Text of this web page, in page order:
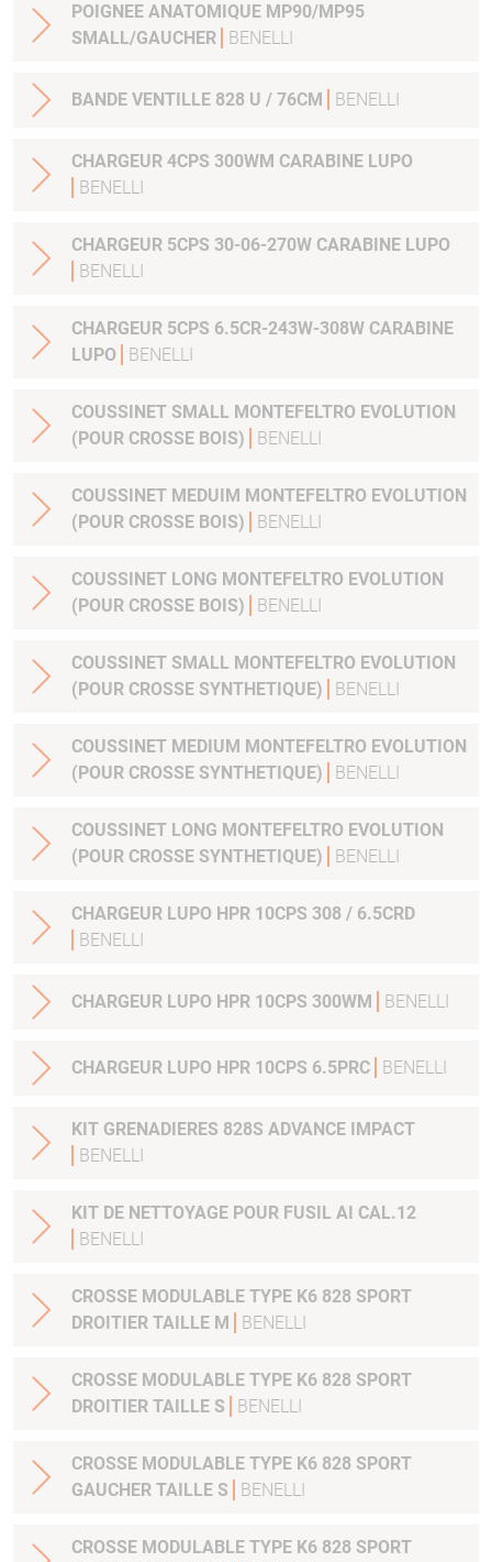
POIGNEE ANATOMIQUE MP90/MP95
SMALL/GAUCHER
BENELLI
BANDE VENTILLE 828 U / 76CM BENELLI
CHARGEUR 4CPS 300WM CARABINE LUPO
BENELLI
CHARGEUR 5CPS 30-06-270W CARABINE LUPO
BENELLI
CHARGEUR 5CPS 6.5CR-243W-308W CARABINE
LUPO
BENELLI
COUSSINET SMALL MONTEFELTRO EVOLUTION
(POUR CROSSE BOIS)
BENELLI
COUSSINET MEDUIM MONTEFELTRO EVOLUTION
(POUR CROSSE BOIS)
BENELLI
COUSSINET LONG MONTEFELTRO EVOLUTION
(POUR CROSSE BOIS)
BENELLI
COUSSINET SMALL MONTEFELTRO EVOLUTION
(POUR CROSSE SYNTHETIQUE)
BENELLI
COUSSINET MEDIUM MONTEFELTRO EVOLUTION
(POUR CROSSE SYNTHETIQUE)
BENELLI
COUSSINET LONG MONTEFELTRO EVOLUTION
(POUR CROSSE SYNTHETIQUE)
BENELLI
CHARGEUR LUPO HPR 10CPS 308 / 6.5CRD
BENELLI
CHARGEUR LUPO HPR 10CPS 300WM BENELLI
CHARGEUR LUPO HPR 10CPS 6.5PRC BENELLI
KIT GRENADIERES 828S ADVANCE IMPACT
BENELLI
KIT DE NETTOYAGE POUR FUSIL AI CAL.12
BENELLI
CROSSE MODULABLE TYPE K6 828 SPORT
DROITIER TAILLE M
BENELLI
CROSSE MODULABLE TYPE K6 828 SPORT
DROITIER TAILLE S
BENELLI
CROSSE MODULABLE TYPE K6 828 SPORT
GAUCHER TAILLE S
BENELLI
CROSSE MODULABLE TYPE K6 828 SPORT